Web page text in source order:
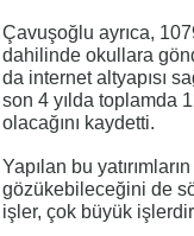
Çavuşoğlu ayrıca,
dahilinde okullara
da internet altyapısı
son 4 yılda toplamda
olacağını kaydetti.
Yapılan bu
gözükebileceğini de
işler, çok büyük